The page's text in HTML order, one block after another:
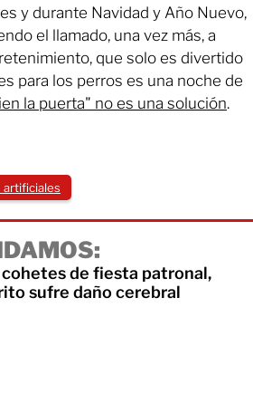
y durante Navidad y Año Nuevo,
el llamado, una vez más, a
que solo es divertido
para los perros es una noche de
la puerta" no es una solución.
artificiales
cohetes de fiesta patronal,
sufre daño cerebral